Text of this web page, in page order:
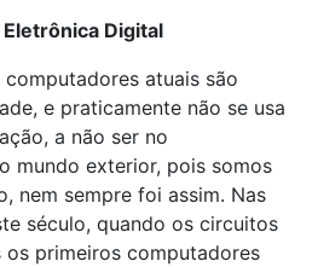
Digital
computadores atuais são
e praticamente não se usa
a não ser no
mundo exterior, pois somos
nem sempre foi assim. Nas
século, quando os circuitos
os primeiros computadores